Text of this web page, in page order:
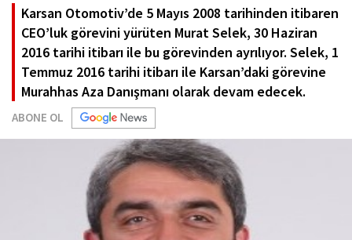
Karsan Otomotiv’de 5 Mayıs 2008 tarihinden itibaren
CEO’luk görevini yürüten Murat Selek, 30 Haziran
2016 tarihi itibarı ile bu görevinden ayrılıyor. Selek, 1
Temmuz 2016 tarihi itibarı ile Karsan’daki görevine
Murahhas Aza Danışmanı olarak devam edecek.
ABONE OL